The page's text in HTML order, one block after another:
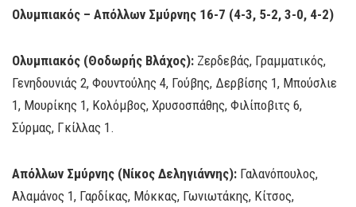
Ολυμπιακός – Απόλλων Σμύρνης 16-7 (4-3, 5-2, 3-0, 4-2)
Ολυμπιακός (Θοδωρής Βλάχος): Ζερδεβάς, Γραμματικός,
Γενηδουνιάς 2, Φουντούλης 4, Γούβης, Δερβίσης 1, Μπούσλιε
1, Μουρίκης 1, Κολόμβος, Χρυσοσπάθης, Φιλίποβιτς 6,
Σύρμας, Γκίλλας 1.
Απόλλων Σμύρνης (Νίκος Δεληγιάννης): Γαλανόπουλος,
Αλαμάνος 1, Γαρδίκας, Μόκκας, Γωνιωτάκης, Κίτσος,